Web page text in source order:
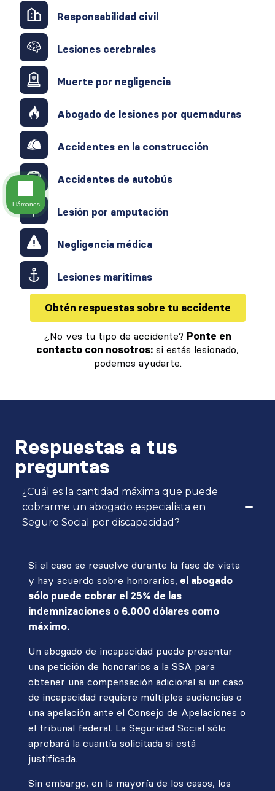
Responsabilidad civil
Lesiones cerebrales
Muerte por negligencia
Abogado de lesiones por quemaduras
Accidentes en la construcción
Accidentes de autobús
Lesión por amputación
Negligencia médica
Lesiones marítimas
Obtén respuestas sobre tu accidente
¿No ves tu tipo de accidente? Ponte en
contacto con nosotros: si estás lesionado,
podemos ayudarte.
Respuestas a tus
preguntas
¿Cuál es la cantidad máxima que puede
cobrarme un abogado especialista en
Seguro Social por discapacidad?
Si el caso se resuelve durante la fase de vista
y hay acuerdo sobre honorarios, el abogado
sólo puede cobrar el 25% de las
indemnizaciones o 6.000 dólares como
máximo.
Un abogado de incapacidad puede presentar
una petición de honorarios a la SSA para
obtener una compensación adicional si un caso
de incapacidad requiere múltiples audiencias o
una apelación ante el Consejo de Apelaciones o
el tribunal federal. La Seguridad Social sólo
aprobará la cuantía solicitada si está
justificada.
Sin embargo, en la mayoría de los casos, los
Llámanos